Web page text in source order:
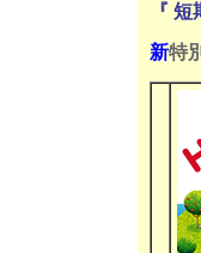
『
新特